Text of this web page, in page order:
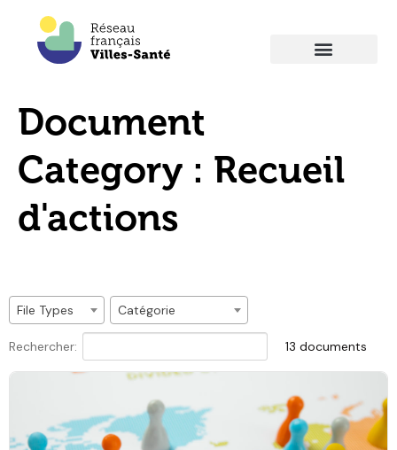
Document
Category : Recueil
d'actions
File Types Catégorie
Rechercher: 13 documents